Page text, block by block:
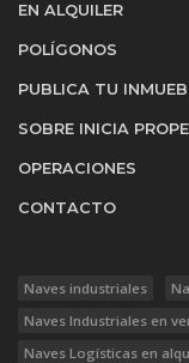
EN ALQUILER
POLÍGONOS
PUBLICA TU
SOBRE INICIA
OPERACIONES
CONTACTO
Naves industriales
Naves Industriales en
Naves Logísticas en